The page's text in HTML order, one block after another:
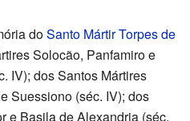
doSanto Mártir Torpes de
Solocão, Panfamiro e
IV); dos Santos Mártires
Suessiono (séc. IV); dos
e Basila de Alexandria (séc.